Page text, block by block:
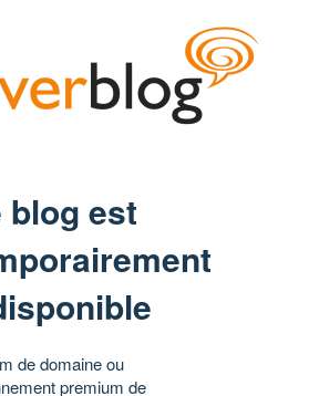
blog est
de domaine ou
premium de